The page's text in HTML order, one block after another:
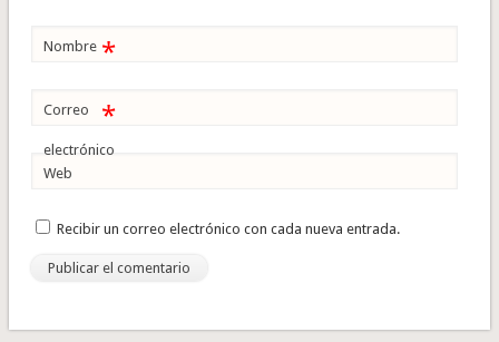
Nombre *
Correo
electrónico
*
Web
Recibir un correo electrónico con cada nueva entrada.